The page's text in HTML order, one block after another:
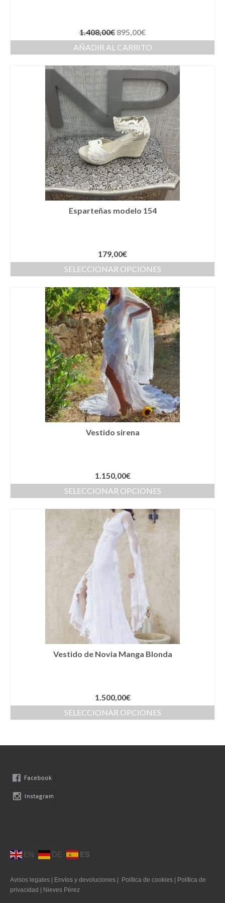
Traje de bautismo
Vestidos niña
Complementos
Abanicos
Anillos
Bolsos
Carteras
Colgantes
Collares y gargantillas
Conjunto de sombrero y cesta a juego
Coronas
Cuellos
Diademas
Esparteñas
Estolas
Pañuelos
Sombreros
Tocados
Zapatos
Nuestros diseños
Quienes somos
1.408,00€ 895,00€
AÑADIR AL CARRITO
Esparteñas modelo 154
179,00€
SELECCIONAR OPCIONES
Vestido sirena
1.150,00€
SELECCIONAR OPCIONES
Vestido de Novia Manga Blonda
1.500,00€
SELECCIONAR OPCIONES
EN DE ES
Avisos legales | Envíos y devoluciones | Política de cookies | Política de
privacidad | Nieves Pérez